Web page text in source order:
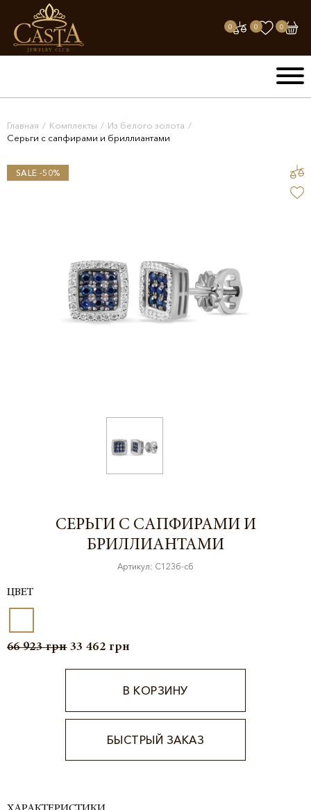
0 0 0
Главная / Комплекты / Из белого золота /
Серьги с сапфирами и бриллиантами
SALE -50%
СЕРЬГИ С САПФИРАМИ И
БРИЛЛИАНТАМИ
Артикул: С123б-сб
ЦВЕТ
66 923грн 33 462 грн
В КОРЗИНУ
БЫСТРЫЙ ЗАКАЗ